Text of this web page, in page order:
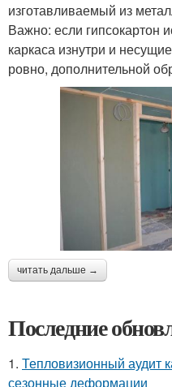
изготавливаемый из
Важно: если гипсокартон
каркаса изнутри и
ровно, дополнительной
читать дальше →
Последние
1. Тепловизионный аудит
сезонные деформации